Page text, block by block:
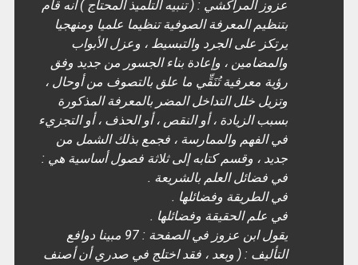
عزوز المراكشي : ( تنبيه التلميذ المحتاج ) أنه قام
بتنظيم المعرفة الصوفية تنظيما علميا ومنهجيا
يرتكز على الجرد والتبسيط ، وعزل الأبواب
والمضامين ، وإعادة بناء الجسور من جديد وفق
رؤية معرفية تُنَقِّي ما علق بالتصوف من أوحال ،
وتزيل خلل التداخل المضر بالمعرفة المذكورة
بسبب الزيادة ، أو النقص ، أو الحذف ، أو التجزيء
في الفهم والممارسة ، فجمع بذلك الشمل من
جديد ، وقسم كتابه إلى ثلاثة فصول أساسية هي :
في فضائل العلم بالشريعة .
في الطريقة وفضائلها .
في علم الحقيقة وفضائلها .
يقول ابن عزوز في الصفحة : 97 مبينا دوافع
التأليف : ( وبعد ، فقد اختلج في صدري أن أصنف